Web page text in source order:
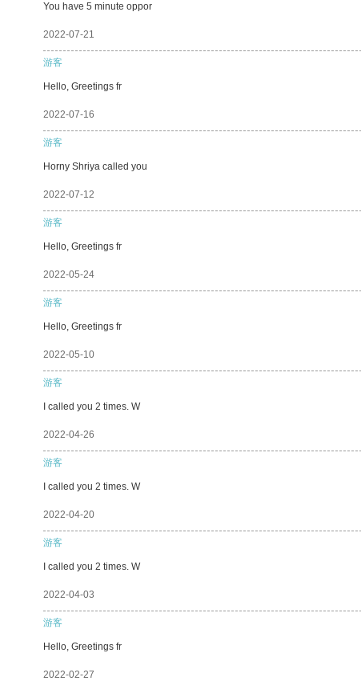
You have 5 minute oppor
2022-07-21
游客
Hello, Greetings fr
2022-07-16
游客
Horny Shriya called you
2022-07-12
游客
Hello, Greetings fr
2022-05-24
游客
Hello, Greetings fr
2022-05-10
游客
I called you 2 times. W
2022-04-26
游客
I called you 2 times. W
2022-04-20
游客
I called you 2 times. W
2022-04-03
游客
Hello, Greetings fr
2022-02-27